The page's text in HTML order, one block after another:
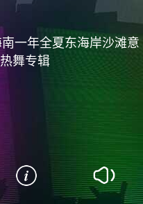
一年全夏东海岸沙滩意
舞专辑